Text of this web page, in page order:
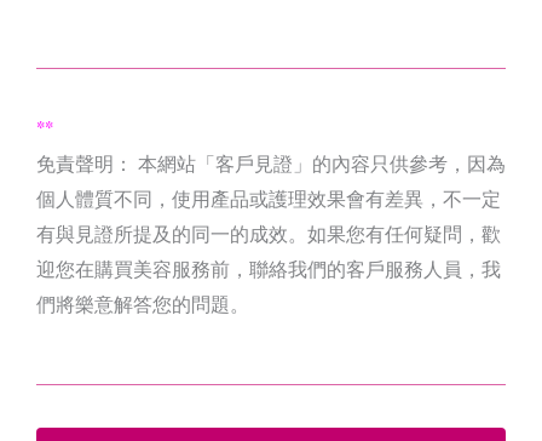
**
免責聲明： 本網站「客戶見證」的內容只供參考，因為
個人體質不同，使用產品或護理效果會有差異，不一定
有與見證所提及的同一的成效。如果您有任何疑問，歡
迎您在購買美容服務前，聯絡我們的客戶服務人員，我
們將樂意解答您的問題。